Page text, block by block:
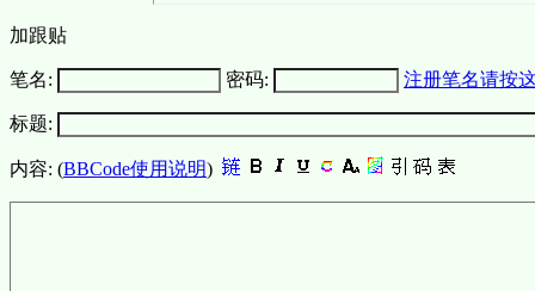
加跟贴
笔名: 密码: 注册笔名请按
标题:
内容: (BBCode使用说明)